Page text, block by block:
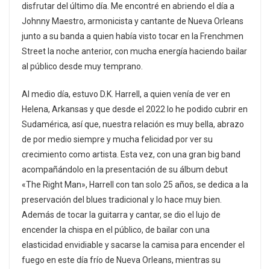
disfrutar del último día. Me encontré en abriendo el día a
Johnny Maestro, armonicista y cantante de Nueva Orleans
junto a su banda a quien había visto tocar en la Frenchmen
Street la noche anterior, con mucha energía haciendo bailar
al público desde muy temprano.
Al medio día, estuvo D.K. Harrell, a quien venía de ver en
Helena, Arkansas y que desde el 2022 lo he podido cubrir en
Sudamérica, así que, nuestra relación es muy bella, abrazo
de por medio siempre y mucha felicidad por ver su
crecimiento como artista. Esta vez, con una gran big band
acompañándolo en la presentación de su álbum debut
«The Right Man», Harrell con tan solo 25 años, se dedica a la
preservación del blues tradicional y lo hace muy bien.
Además de tocar la guitarra y cantar, se dio el lujo de
encender la chispa en el público, de bailar con una
elasticidad envidiable y sacarse la camisa para encender el
fuego en este día frío de Nueva Orleans, mientras su